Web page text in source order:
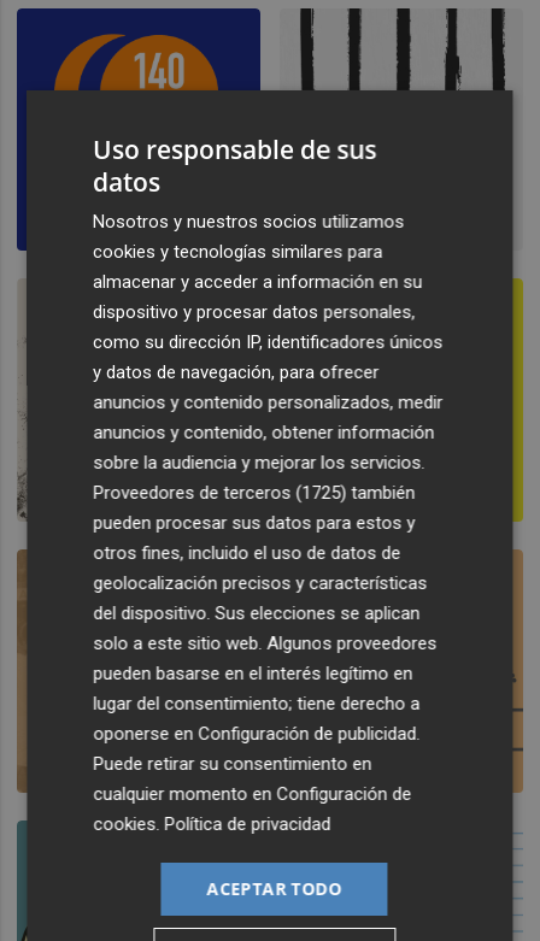
Uso responsable de sus
datos
Nosotros y nuestros socios utilizamos
cookies y tecnologías similares para
almacenar y acceder a información en su
dispositivo y procesar datos personales,
como su dirección IP, identificadores únicos
y datos de navegación, para ofrecer
anuncios y contenido personalizados, medir
anuncios y contenido, obtener información
sobre la audiencia y mejorar los servicios.
Proveedores de terceros (1725) también
pueden procesar sus datos para estos y
otros fines, incluido el uso de datos de
geolocalización precisos y características
del dispositivo. Sus elecciones se aplican
solo a este sitio web. Algunos proveedores
pueden basarse en el interés legítimo en
lugar del consentimiento; tiene derecho a
oponerse enConfiguración de publicidad.
Puede retirar su consentimiento en
cualquier momento enConfiguración de
cookies.Política de privacidad
ACEPTAR TODO